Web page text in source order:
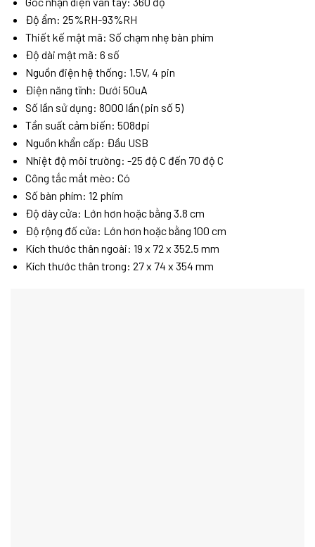
Độ ẩm: 25%RH-93%RH
Thiết kế mật mã: Số chạm nhẹ bàn phím
Độ dài mật mã: 6 số
Nguồn điện hệ thống: 1.5V, 4 pin
Điện năng tĩnh: Dưới 50uA
Số lần sử dụng: 8000 lần (pin số 5)
Tần suất cảm biến: 508dpi
Nguồn khẩn cấp: Đầu USB
Nhiệt độ môi trường: -25 độ C đến 70 độ C
Công tắc mắt mèo: Có
Số bàn phím: 12 phím
Độ dày cửa: Lớn hơn hoặc bằng 3.8 cm
Độ rộng đố cửa: Lớn hơn hoặc bằng 100 cm
Kích thước thân ngoài: 19 x 72 x 352.5 mm
Kích thước thân trong: 27 x 74 x 354 mm